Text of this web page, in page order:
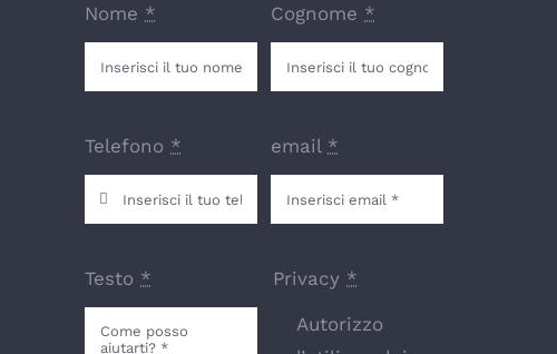
Nome *
Telefono *
Testo *
Cognome *
email *
Privacy *
Autorizzo